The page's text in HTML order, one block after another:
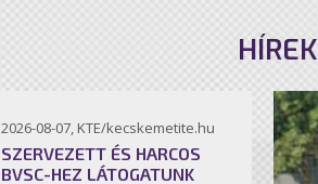
HÍREK
2026-08-07, KTE/kecskemetite.hu
SZERVEZETT ÉS HARCOS
BVSC-HEZ LÁTOGATUNK